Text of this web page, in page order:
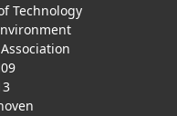
Technology
Association